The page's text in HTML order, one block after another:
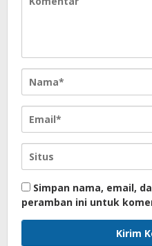
Simpan nama, email,
peramban ini untuk